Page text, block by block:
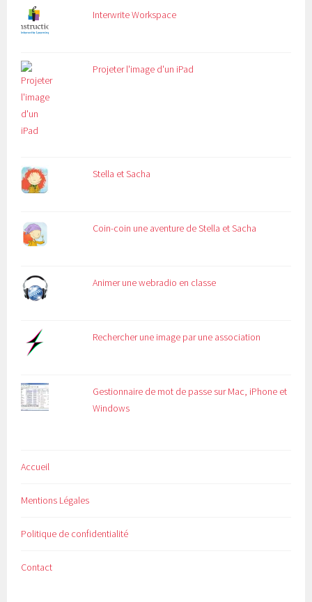
Interwrite Workspace
Projeter l'image d'un iPad
Stella et Sacha
Coin-coin une aventure de Stella et Sacha
Animer une webradio en classe
Rechercher une image par une association
Gestionnaire de mot de passe sur Mac, iPhone et
Windows
Accueil
Mentions Légales
Politique de confidentialité
Contact